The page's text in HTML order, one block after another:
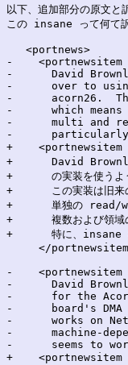
以下、追加部分の原文と
この insane って何て訳
   <portnews>
-    <portnewsitem
-      David
-      over to using
-      acorn26.
-      which
-      multi and
-      particularly
+    <portnewsitem
+      David
+      の実装を使うよう
+      この実装は旧来
+      単独の read/
+      複数および領域の
+      特に、insane な
</
-    <portnewsitem
-      David
-      for the
-      board's DMA
-      works on
-      machine-
-      seems to
+    <portnewsitem